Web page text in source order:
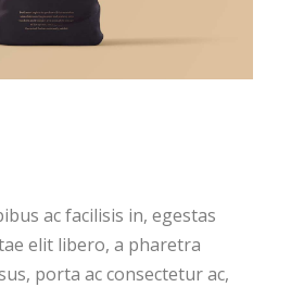
ac facilisis in, egestas
elit libero, a pharetra
porta ac consectetur ac,